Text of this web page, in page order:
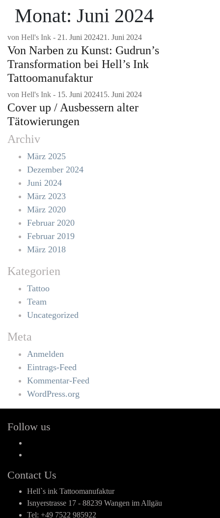
Monat: Juni 2024
von Hell's Ink - 21. Juni 202421. Juni 2024
Von Narben zu Kunst: Gudrun’s
Transformation bei Hell’s Ink
Tattoomanufaktur
von Hell's Ink - 15. Juni 202415. Juni 2024
Cover up / Ausbessern alter
Tätowierungen
Archiv
März 2025
Dezember 2024
Juni 2024
März 2023
März 2020
Februar 2020
Februar 2019
März 2018
Kategorien
Tattoo
Team
Uncategorized
Meta
Anmelden
Eintrags-Feed
Kommentar-Feed
WordPress.org
Follow us
Contact Us
Hell`s ink Tattoomanufaktur
Isnyerstrasse 17 - 88239 Wangen im Allgäu
Tel: +49 7522 985922